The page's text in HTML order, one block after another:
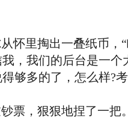
里掏出一叠纸币，“
，我们的后台是一
够多的了，怎么样?
，狠狠地捏了一把。